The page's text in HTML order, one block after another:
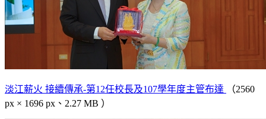
淡江薪火 接續傳承-第12任校長及107學年度主管布達
（2560
px × 1696 px、2.27 MB ）